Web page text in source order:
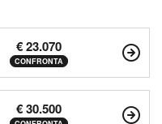
€ 23.070
CONFRONTA
€ 30.500